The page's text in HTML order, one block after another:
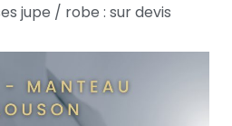
jupe / robe : sur devis